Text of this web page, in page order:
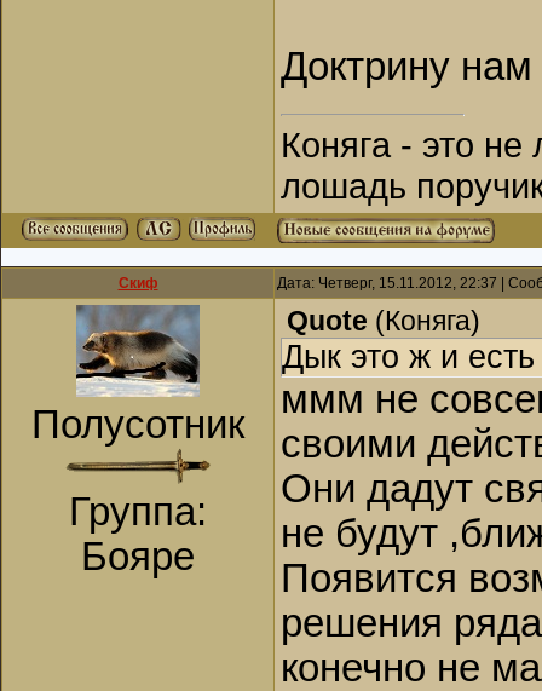
Доктрину нам
Коняга - это
лошадь
Скиф Дата: Четверг, 15.11.2012, 22:37 |
Полусотник
Группа:
Бояре
Quote (Коняга)
Дык это ж и
ммм не
своими
Они дадут
не будут
Появится
решения
конечно не